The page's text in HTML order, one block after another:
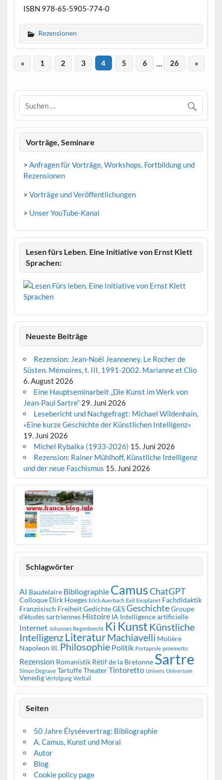
ISBN 978-65-5905-774-0
Rezensionen
« 1 2 3 4 5 6 26 »
Vorträge, Seminare
> Anfragen für Vorträge, Workshops, Fortbildung und
Rezensionen
> Vorträge und Veröffentlichungen
> Unser YouTube-Kanal
Lesen fürs Leben. Eine Initiative von Ernst Klett
Sprachen:
Neueste Beiträge
Rezension: Jean-Noël Jeanneney, Le Rocher de
Süsten. Mémoires, t. III, 1991-2002. Marianne et Clio
6. August 2026
Eine Hauptseminarbeit „Die Kunst im Werk von
Jean-Paul Sartre“ 29. Juni 2026
Lesebericht und Nachgefragt: Michael Wildenhain,
»Eine kurze Geschichte der Künstlichen Intelligenz«
19. Juni 2026
Michel Rybalka (1933-2026) 15. Juni 2026
Rezension: Rainer Mühlhoff, Künstliche Intelligenz
und der neue Faschismus 15. Juni 2026
Schlagwörter
AI Baudelaire Bibliographie CamusChatGPT
Colloque Dirk Hoeges Erich Auerbach Exil Exoplanet Fachdidaktik
Französisch FreiheitGedichteGESGeschichteGroupe
d'études sartriennes Histoire IA Intelligence artificielle
Internet Johannes Regenbrecht Ki Kunst Künstliche
IntelligenzLiteraturMachiavelli Molière
Napoleon III. Philosophie Politik Portaprole proemetto
Rezension Romanistik Rétif de la Bretonne Sartre
Simon Degrave TartuffeTheaterTintoretto Univers Universum
Venedig Verfolgung Weltall
Seiten
50 Jahre Élyséevertrag: Bibliographie
A. Camus, Kunst und Moral
Autor
Blog
Cookie policy page